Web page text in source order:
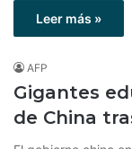
Leer más »
AFP
Gigantes
de China